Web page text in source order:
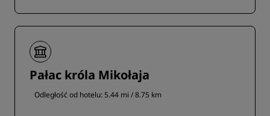
Pałac króla Mikołaja
Odległość od hotelu: 5.44 mi / 8.75 km